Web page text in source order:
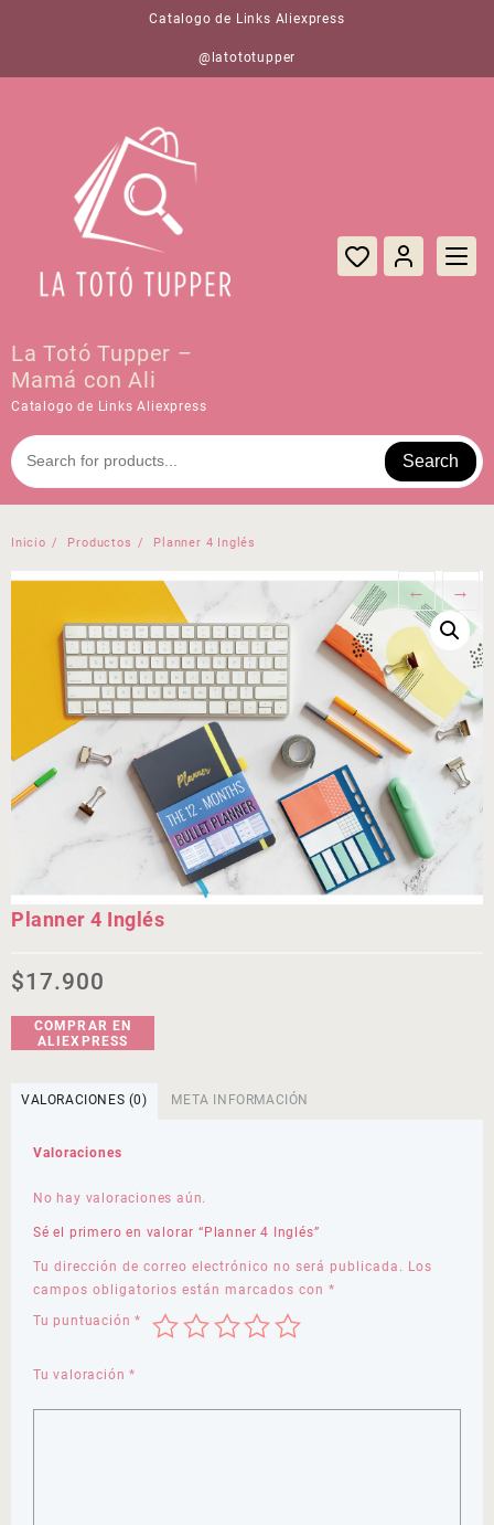
Catalogo de Links Aliexpress
@latototupper
La Totó Tupper –
Mamá con Ali
Catalogo de Links Aliexpress
Search
Inicio Productos Planner 4 Inglés
← →
Planner 4 Inglés
$17.900
COMPRAR EN
ALIEXPRESS
VALORACIONES (0) META INFORMACIÓN
Valoraciones
No hay valoraciones aún.
Sé el primero en valorar “Planner 4 Inglés”
Tu dirección de correo electrónico no será publicada. Los
campos obligatorios están marcados con *
Tu puntuación*
Tu valoración*